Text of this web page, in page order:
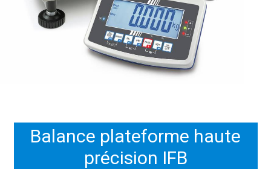
Balance plateforme haute
précision IFB